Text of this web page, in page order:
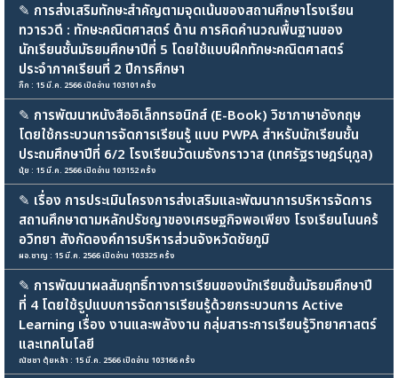
✎ การส่งเสริมทักษะสำคัญตามจุดเน้นของสถานศึกษาโรงเรียน
ทวารวดี : ทักษะคณิตศาสตร์ ด้าน การคิดคำนวณพื้นฐานของ
นักเรียนชั้นมัธยมศึกษาปีที่ 5 โดยใช้แบบฝึกทักษะคณิตศาสตร์
ประจำภาคเรียนที่ 2 ปีการศึกษา
กิ๊ก : 15 มี.ค. 2566 เปิดอ่าน 103101 ครั้ง
✎ การพัฒนาหนังสืออิเล็กทรอนิกส์ (E-Book) วิชาภาษาอังกฤษ
โดยใช้กระบวนการจัดการเรียนรู้ แบบ PWPA สำหรับนักเรียนชั้น
ประถมศึกษาปีที่ 6/2 โรงเรียนวัดเมธังกราวาส (เทศรัฐราษฎร์นุกูล)
นุ้ย : 15 มี.ค. 2566 เปิดอ่าน 103152 ครั้ง
✎ เรื่อง การประเมินโครงการส่งเสริมและพัฒนาการบริหารจัดการ
สถานศึกษาตามหลักปรัชญาของเศรษฐกิจพอเพียง โรงเรียนโนนคร้
อวิทยา สังกัดองค์การบริหารส่วนจังหวัดชัยภูมิ
ผอ.ชาญ : 15 มี.ค. 2566 เปิดอ่าน 103325 ครั้ง
✎ การพัฒนาผลสัมฤทธิ์ทางการเรียนของนักเรียนชั้นมัธยมศึกษาปี
ที่ 4 โดยใช้รูปแบบการจัดการเรียนรู้ด้วยกระบวนการ Active
Learning เรื่อง งานและพลังงาน กลุ่มสาระการเรียนรู้วิทยาศาสตร์
และเทคโนโลยี
ณัชชา ตุ้ยหล้า : 15 มี.ค. 2566 เปิดอ่าน 103166 ครั้ง